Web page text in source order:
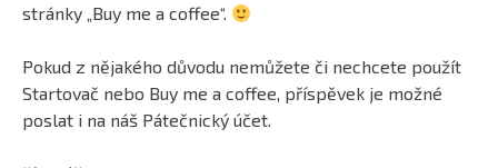
stránky „Buy me a coffee“.
Pokud z nějakého důvodu nemůžete či nechcete použít
Startovač nebo Buy me a coffee, příspěvek je možné
poslat i na náš Pátečnický účet.